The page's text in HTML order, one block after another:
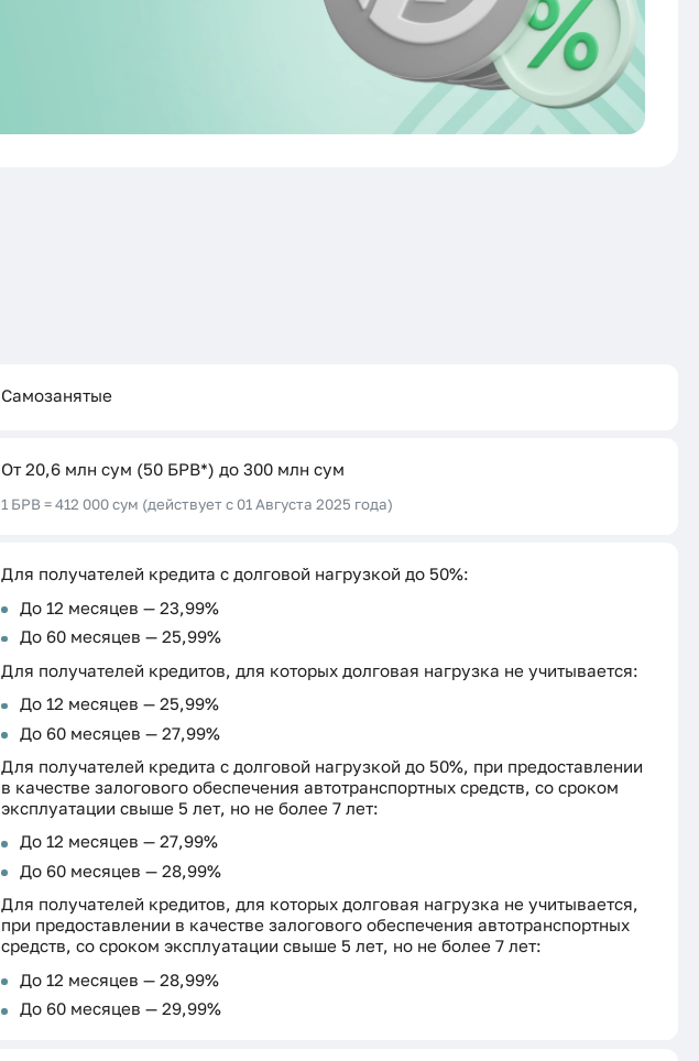
Самозанятые
От 20,6 млн сум (50 БРВ*) до 300 млн сум
1 БРВ = 412 000 сум (действует с 01 Августа 2025 года)
Для получателей кредита с долговой нагрузкой до 50%:
До 12 месяцев — 23,99%
До 60 месяцев — 25,99%
Для получателей кредитов, для которых долговая нагрузка не учитывается:
До 12 месяцев — 25,99%
До 60 месяцев — 27,99%
Для получателей кредита с долговой нагрузкой до 50%, при предоставлении
в качестве залогового обеспечения автотранспортных средств, со сроком
эксплуатации свыше 5 лет, но не более 7 лет:
До 12 месяцев — 27,99%
До 60 месяцев — 28,99%
Для получателей кредитов, для которых долговая нагрузка не учитывается,
при предоставлении в качестве залогового обеспечения автотранспортных
средств, со сроком эксплуатации свыше 5 лет, но не более 7 лет:
До 12 месяцев — 28,99%
До 60 месяцев — 29,99%